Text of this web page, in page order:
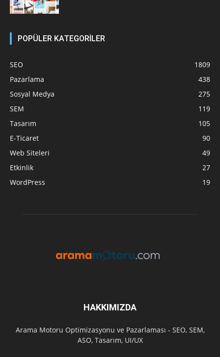
POPÜLER KATEGORİLER
SEO
1809
Pazarlama
438
Sosyal Medya
275
SEM
119
Tasarım
105
E-Ticaret
90
Web Siteleri
49
Etkinlik
27
WordPress
19
HAKKIMIZDA
Arama Motoru Optimizasyonu ve Pazarlaması - SEO, SEM,
ASO, Tasarım, UI/UX